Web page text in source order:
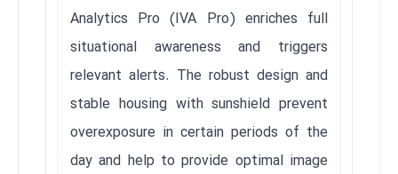
Analytics Pro (IVA Pro) enriches full
situational awareness and triggers
relevant alerts. The robust design and
stable housing with sunshield prevent
overexposure in certain periods of the
day and help to provide optimal image